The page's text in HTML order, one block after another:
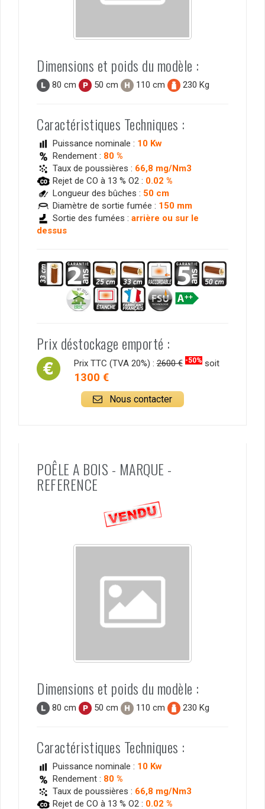
Dimensions et poids du modèle :
80 cm 50 cm 110 cm 230 Kg
Caractéristiques Techniques :
Puissance nominale : 10 Kw
Rendement : 80 %
Taux de poussières : 66,8 mg/Nm3
Rejet de CO à 13 % O2 : 0.02 %
Longueur des bûches : 50 cm
Diamètre de sortie fumée : 150 mm
Sortie des fumées : arrière ou sur le
dessus
Prix déstockage emporté :
Prix TTC (TVA 20%) :2600 € -50%soit
1300 €
Nous contacter
POÊLE A BOIS - MARQUE -
REFERENCE
Dimensions et poids du modèle :
80 cm 50 cm 110 cm 230 Kg
Caractéristiques Techniques :
Puissance nominale : 10 Kw
Rendement : 80 %
Taux de poussières : 66,8 mg/Nm3
Rejet de CO à 13 % O2 : 0.02 %